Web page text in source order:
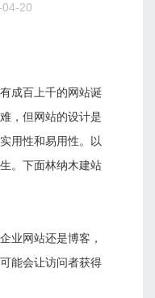
04-20
成百上千的网站诞
，但网站的设计是
用性和易用性。以
。下面林纳木建站
业网站还是博客，
能会让访问者获得